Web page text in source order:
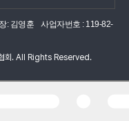
: 김영훈
사업자번호 : 119-82-
회. All Rights Reserved.